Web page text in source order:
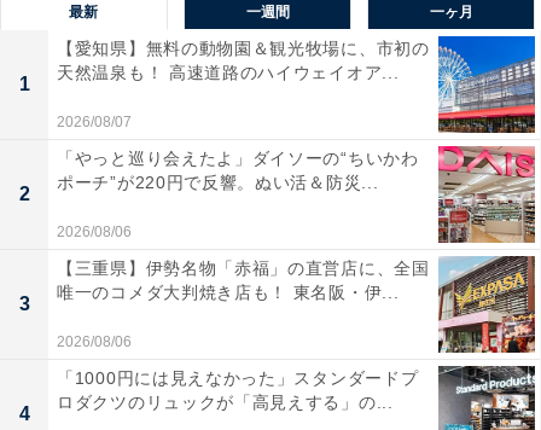
いローションティッシュや『めぐりズム』などの日用
品。私にとっての必需品なのでストックとして買い置き
したいです。
あとは猫に関する商品。日本では猫が神様のように扱わ
れていて、猫用のお菓子が安く充実しています。チュー
ルは絶対に買う予定です。ニューヨークだと1本1ドルぐ
らいしますから」
——無印良品やドラッグストアで買える便利な商品は
SNSでも大人気ですよね。消耗品である日用品を買って
帰るのは頻繁に行き来できる日本ヘビーユーザーならで
はという気がします。それ以外にもシャラニカさんが最
最新 一週間 一ヶ月
1
【愛知県】無料の動物園＆観光牧場に、市初の
天然温泉も！ 高速道路のハイウェイオア...
2026/08/07
2
「やっと巡り会えたよ」ダイソーの“ちいかわ
ポーチ”が220円で反響。ぬい活＆防災...
2026/08/06
3
【三重県】伊勢名物「赤福」の直営店に、全国
唯一のコメダ大判焼き店も！ 東名阪・伊...
2026/08/06
4
「1000円には見えなかった」スタンダードプ
ロダクツのリュックが「高見えする」の...